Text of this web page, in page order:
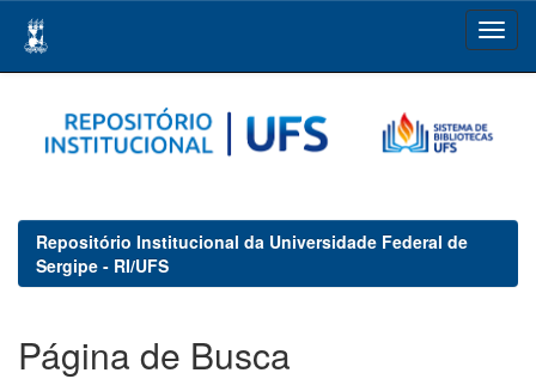
navigation
Repositório Institucional da Universidade Federal de
Sergipe - RI/UFS
Página de Busca